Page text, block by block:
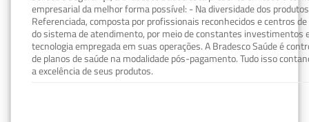
empresarial da melhor forma possível: - Na diversidade dos
Referenciada, composta por profissionais reconhecidos e centros
do sistema de atendimento, por meio de constantes investimentos
tecnologia empregada em suas operações. A Bradesco Saúde é
de planos de saúde na modalidade pós-pagamento. Tudo isso
a excelência de seus produtos.